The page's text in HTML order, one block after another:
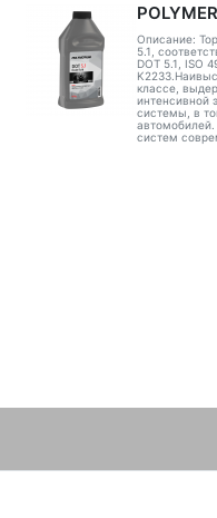
Описание:
5.1,
DOT 5.1, ISO
классе,
интенсивной
системы, в
систем